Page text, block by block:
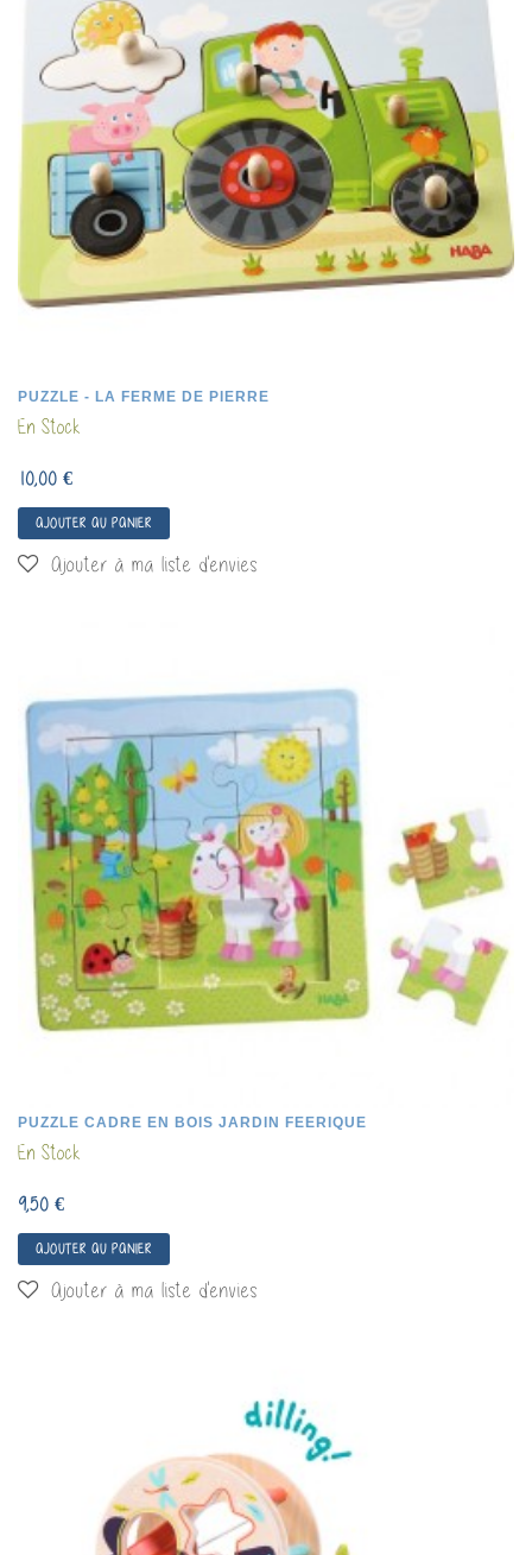
PUZZLE - LA FERME DE PIERRE
En Stock
10,00 €
AJOUTER AU PANIER
Ajouter à ma liste d'envies
PUZZLE CADRE EN BOIS JARDIN FEERIQUE
En Stock
9,50 €
AJOUTER AU PANIER
Ajouter à ma liste d'envies